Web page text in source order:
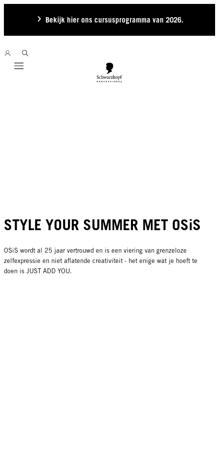
Bekijk hier ons cursusprogramma van 2026.
Mobile navigation
STYLE YOUR SUMMER MET OSiS
OSiS wordt al 25 jaar vertrouwd en is een viering van grenzeloze
zelfexpressie en niet aflatende creativiteit - het enige wat je hoeft te
doen is JUST ADD YOU.